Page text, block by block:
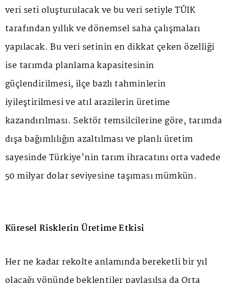
veri seti oluşturulacak ve bu veri setiyle TÜİK
tarafından yıllık ve dönemsel saha çalışmaları
yapılacak. Bu veri setinin en dikkat çeken özelliği
ise tarımda planlama kapasitesinin
güçlendirilmesi, ilçe bazlı tahminlerin
iyileştirilmesi ve atıl arazilerin üretime
kazandırılması. Sektör temsilcilerine göre, tarımda
dışa bağımlılığın azaltılması ve planlı üretim
sayesinde Türkiye'nin tarım ihracatını orta vadede
50 milyar dolar seviyesine taşıması mümkün.
Küresel Risklerin Üretime Etkisi
Her ne kadar rekolte anlamında bereketli bir yıl